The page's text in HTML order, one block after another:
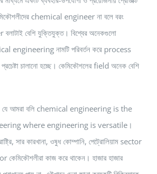
chemical engineer না বলে বরং
বেশি যুক্তিযুক্ত। বিশ্বের অনেকগুলো
engineering নামটি পরিবর্তন করে process
চালানো হচ্ছে। কেমিকৌশলের field অনেক বেশি
আমরা বলি chemical engineering is the
where engineering is versatile।
সার কারখানা, ওষুধ কোম্পানি, পেট্রোলিয়াম sector
কাজ করে থাকেন। হাজার হাজার